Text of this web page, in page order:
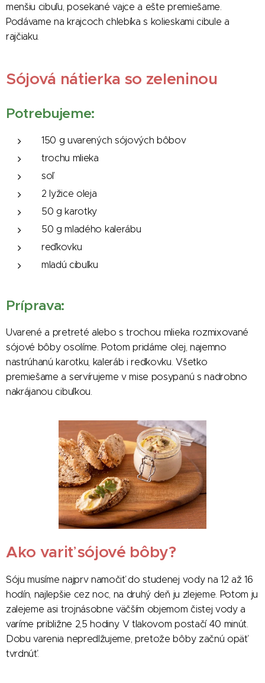
menšiu cibuľu, posekané vajce a ešte premiešame.
Podávame na krajcoch chlebíka s kolieskami cibule a
rajčiaku.
Sójová nátierka so zeleninou
Potrebujeme:
150 g uvarených sójových bôbov
trochu mlieka
soľ
2 lyžice oleja
50 g karotky
50 g mladého kalerábu
reďkovku
mladú cibuľku
Príprava:
Uvarené a pretreté alebo s trochou mlieka rozmixované
sójové bôby osolíme. Potom pridáme olej, najemno
nastrúhanú karotku, kaleráb i reďkovku. Všetko
premiešame a servírujeme v mise posypanú s nadrobno
nakrájanou cibuľkou.
Ako variť sójové bôby?
Sóju musíme najprv namočiť do studenej vody na 12 až 16
hodín, najlepšie cez noc, na druhý deň ju zlejeme. Potom ju
zalejeme asi trojnásobne väčším objemom čistej vody a
varíme približne 2,5 hodiny. V tlakovom postačí 40 minút.
Dobu varenia nepredlžujeme, pretože bôby začnú opäť
tvrdnúť.